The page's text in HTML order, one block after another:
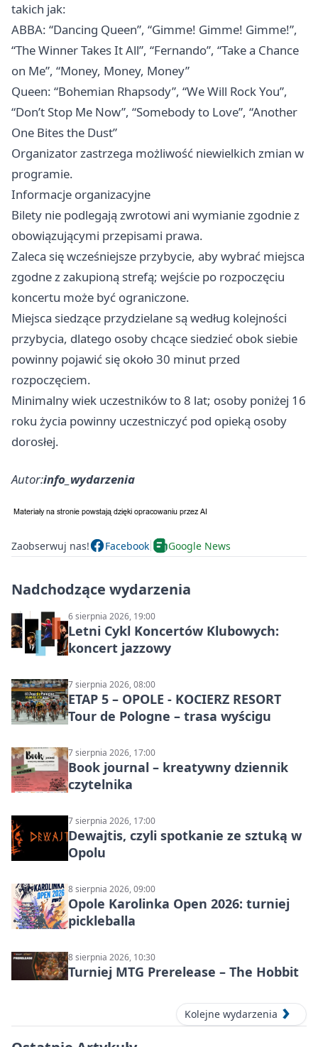
takich jak:
ABBA: “Dancing Queen”, “Gimme! Gimme! Gimme!”,
“The Winner Takes It All”, “Fernando”, “Take a Chance
on Me”, “Money, Money, Money”
Queen: “Bohemian Rhapsody”, “We Will Rock You”,
“Don’t Stop Me Now”, “Somebody to Love”, “Another
One Bites the Dust”
Organizator zastrzega możliwość niewielkich zmian w
programie.
Informacje organizacyjne
Bilety nie podlegają zwrotowi ani wymianie zgodnie z
obowiązującymi przepisami prawa.
Zaleca się wcześniejsze przybycie, aby wybrać miejsca
zgodne z zakupioną strefą; wejście po rozpoczęciu
koncertu może być ograniczone.
Miejsca siedzące przydzielane są według kolejności
przybycia, dlatego osoby chcące siedzieć obok siebie
powinny pojawić się około 30 minut przed
rozpoczęciem.
Minimalny wiek uczestników to 8 lat; osoby poniżej 16
roku życia powinny uczestniczyć pod opieką osoby
dorosłej.
Autor:info_wydarzenia
Zaobserwuj nas! Facebook Google News
Nadchodzące wydarzenia
6 sierpnia 2026, 19:00
Letni Cykl Koncertów Klubowych:
koncert jazzowy
7 sierpnia 2026, 08:00
ETAP 5 – OPOLE - KOCIERZ RESORT
Tour de Pologne – trasa wyścigu
7 sierpnia 2026, 17:00
Book journal – kreatywny dziennik
czytelnika
7 sierpnia 2026, 17:00
Dewajtis, czyli spotkanie ze sztuką w
Opolu
8 sierpnia 2026, 09:00
Opole Karolinka Open 2026: turniej
pickleballa
8 sierpnia 2026, 10:30
Turniej MTG Prerelease – The Hobbit
Kolejne wydarzenia